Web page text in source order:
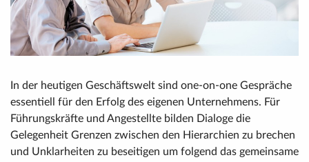
In der heutigen Geschäftswelt sind one-on-one Gespräche
essentiell für den Erfolg des eigenen Unternehmens. Für
Führungskräfte und Angestellte bilden Dialoge die
Gelegenheit Grenzen zwischen den Hierarchien zu brechen
und Unklarheiten zu beseitigen um folgend das gemeinsame